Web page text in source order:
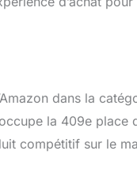
dans la
la 409e
compétitif sur le